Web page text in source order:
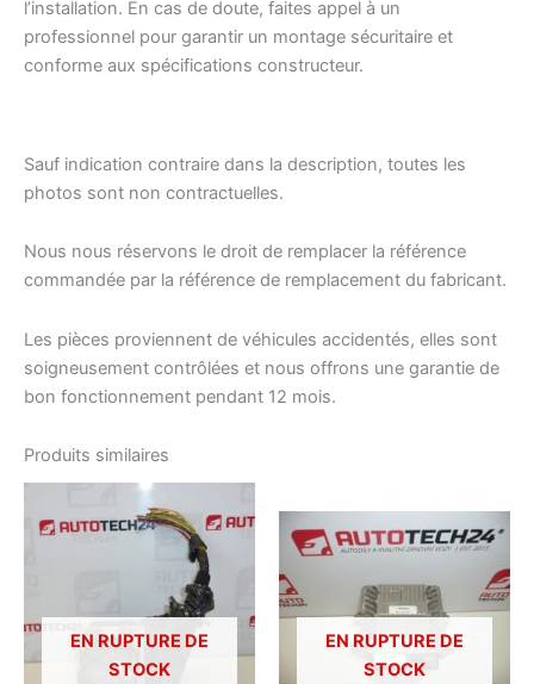
l’installation. En cas de doute, faites appel à un
professionnel pour garantir un montage sécuritaire et
conforme aux spécifications constructeur.
Sauf indication contraire dans la description, toutes les
photos sont non contractuelles.
Nous nous réservons le droit de remplacer la référence
commandée par la référence de remplacement du fabricant.
Les pièces proviennent de véhicules accidentés, elles sont
soigneusement contrôlées et nous offrons une garantie de
bon fonctionnement pendant 12 mois.
Produits similaires
EN RUPTURE DE
STOCK
EN RUPTURE DE
STOCK